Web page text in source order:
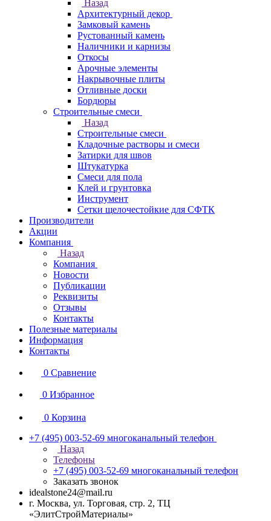
Назад
Архитектурный декор
Замковый камень
Рустованный камень
Наличники и карнизы
Откосы
Арочные элементы
Накрывочные плиты
Отливные доски
Бордюры
Строительные смеси
Назад
Строительные смеси
Кладочные растворы и смеси
Затирки для швов
Штукатурка
Смеси для пола
Клей и грунтовка
Инструмент
Сетки щелочестойкие для СФТК
Производители
Акции
Компания
Назад
Компания
Новости
Публикации
Реквизиты
Отзывы
Контакты
Полезные материалы
Информация
Контакты
0 Сравнение
0 Избранное
0 Корзина
+7 (495) 003-52-69 многоканальный телефон
Назад
Телефоны
+7 (495) 003-52-69 многоканальный телефон
Заказать звонок
idealstone24@mail.ru
г. Москва, ул. Торговая, стр. 2, ТЦ
«ЭлитСтройМатериалы»